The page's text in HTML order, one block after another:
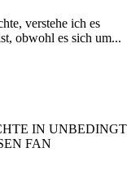
verstehe ich es
obwohl es sich um...
IN UNBEDINGT
FAN